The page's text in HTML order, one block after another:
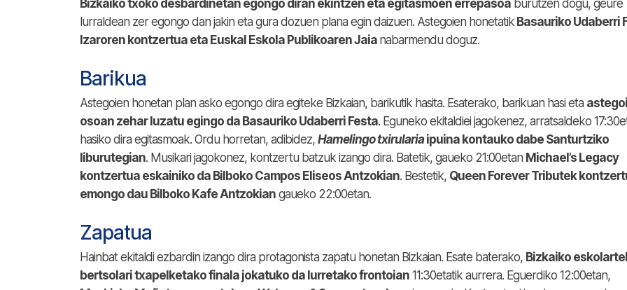
Bizkaiko txoko desbardinetan egongo diran ekintzen eta egitasmoen errepasoa burutzen dogu, geure
lurraldean zer egongo dan jakin eta gura dozuen plana egin daizuen. Astegoien honetatik Basauriko Udaberri
Izaroren kontzertua eta Euskal Eskola Publikoaren Jaia nabarmendu doguz.
Barikua
Astegoien honetan plan asko egongo dira egiteke Bizkaian, barikutik hasita. Esaterako, barikuan hasi eta
osoan zehar luzatu egingo da Basauriko Udaberri Festa. Eguneko ekitaldiei jagokenez, arratsaldeko
hasiko dira egitasmoak. Ordu horretan, adibidez, Hamelingo txirulariaipuina kontauko dabe Santurtziko
liburutegian. Musikari jagokonez, kontzertu batzuk izango dira. Batetik, gaueko 21:00etan Michael’s Legacy
kontzertua eskainiko da Bilboko Campos Eliseos Antzokian. Bestetik, Queen Forever Tributek
emongo dau Bilboko Kafe Antzokian gaueko 22:00etan.
Zapatua
Hainbat ekitaldi ezbardin izango dira protagonista zapatu honetan Bizkaian. Esate baterako, Bizkaiko
bertsolari txapelketako finala jokatuko da Iurretako frontoian 11:30etatik aurrera. Eguerdiko 12:00etan,